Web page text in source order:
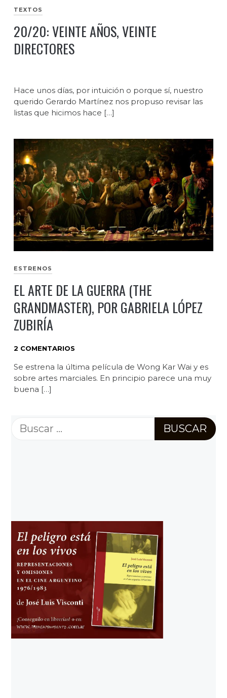
TEXTOS
20/20: VEINTE AÑOS, VEINTE
DIRECTORES
Hace unos días, por intuición o porque sí, nuestro
querido Gerardo Martínez nos propuso revisar las
listas que hicimos hace […]
ESTRENOS
EL ARTE DE LA GUERRA (THE
GRANDMASTER), POR GABRIELA LÓPEZ
ZUBIRÍA
2 COMENTARIOS
Se estrena la última película de Wong Kar Wai y es
sobre artes marciales. En principio parece una muy
buena […]
Buscar: